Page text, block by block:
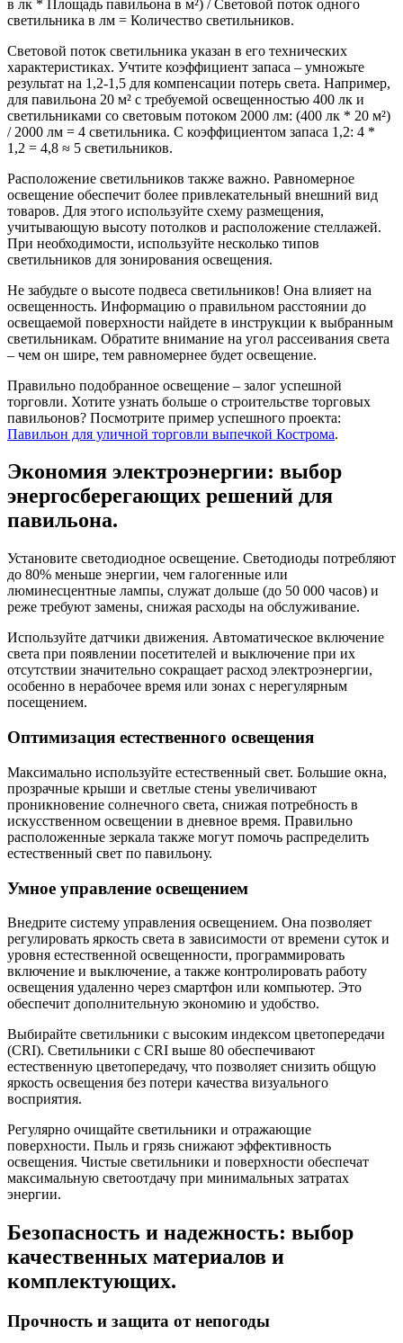
в лк * Площадь павильона в м²) / Световой поток одного
светильника в лм = Количество светильников.
Световой поток светильника указан в его технических
характеристиках. Учтите коэффициент запаса – умножьте
результат на 1,2-1,5 для компенсации потерь света. Например,
для павильона 20 м² с требуемой освещенностью 400 лк и
светильниками со световым потоком 2000 лм: (400 лк * 20 м²)
/ 2000 лм = 4 светильника. С коэффициентом запаса 1,2: 4 *
1,2 = 4,8 ≈ 5 светильников.
Расположение светильников также важно. Равномерное
освещение обеспечит более привлекательный внешний вид
товаров. Для этого используйте схему размещения,
учитывающую высоту потолков и расположение стеллажей.
При необходимости, используйте несколько типов
светильников для зонирования освещения.
Не забудьте о высоте подвеса светильников! Она влияет на
освещенность. Информацию о правильном расстоянии до
освещаемой поверхности найдете в инструкции к выбранным
светильникам. Обратите внимание на угол рассеивания света
– чем он шире, тем равномернее будет освещение.
Правильно подобранное освещение – залог успешной
торговли. Хотите узнать больше о строительстве торговых
павильонов? Посмотрите пример успешного проекта:
Павильон для уличной торговли выпечкой Кострома.
Экономия электроэнергии: выбор
энергосберегающих решений для
павильона.
Установите светодиодное освещение. Светодиоды потребляют
до 80% меньше энергии, чем галогенные или
люминесцентные лампы, служат дольше (до 50 000 часов) и
реже требуют замены, снижая расходы на обслуживание.
Используйте датчики движения. Автоматическое включение
света при появлении посетителей и выключение при их
отсутствии значительно сокращает расход электроэнергии,
особенно в нерабочее время или зонах с нерегулярным
посещением.
Оптимизация естественного освещения
Максимально используйте естественный свет. Большие окна,
прозрачные крыши и светлые стены увеличивают
проникновение солнечного света, снижая потребность в
искусственном освещении в дневное время. Правильно
расположенные зеркала также могут помочь распределить
естественный свет по павильону.
Умное управление освещением
Внедрите систему управления освещением. Она позволяет
регулировать яркость света в зависимости от времени суток и
уровня естественной освещенности, программировать
включение и выключение, а также контролировать работу
освещения удаленно через смартфон или компьютер. Это
обеспечит дополнительную экономию и удобство.
Выбирайте светильники с высоким индексом цветопередачи
(CRI). Светильники с CRI выше 80 обеспечивают
естественную цветопередачу, что позволяет снизить общую
яркость освещения без потери качества визуального
восприятия.
Регулярно очищайте светильники и отражающие
поверхности. Пыль и грязь снижают эффективность
освещения. Чистые светильники и поверхности обеспечат
максимальную светоотдачу при минимальных затратах
энергии.
Безопасность и надежность: выбор
качественных материалов и
комплектующих.
Прочность и защита от непогоды